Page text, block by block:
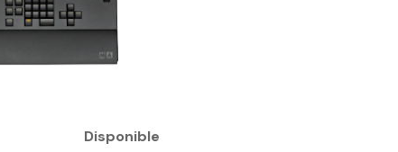
Disponible